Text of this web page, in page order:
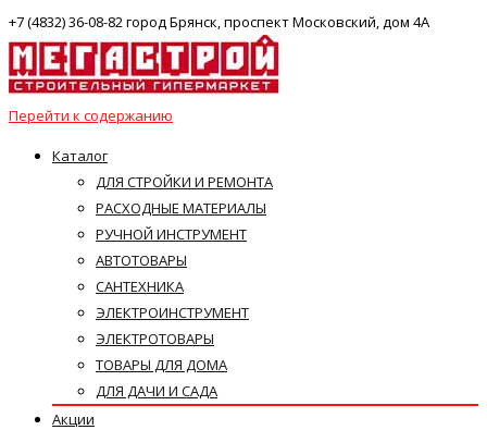
+7 (4832) 36-08-82 город Брянск, проспект Московский, дом 4А
Перейти к содержанию
Каталог
ДЛЯ СТРОЙКИ И РЕМОНТА
РАСХОДНЫЕ МАТЕРИАЛЫ
РУЧНОЙ ИНСТРУМЕНТ
АВТОТОВАРЫ
САНТЕХНИКА
ЭЛЕКТРОИНСТРУМЕНТ
ЭЛЕКТРОТОВАРЫ
ТОВАРЫ ДЛЯ ДОМА
ДЛЯ ДАЧИ И САДА
Акции